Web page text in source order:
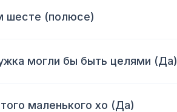
шесте (полюсе)
могли бы быть целями (Да)
маленького хо (Да)